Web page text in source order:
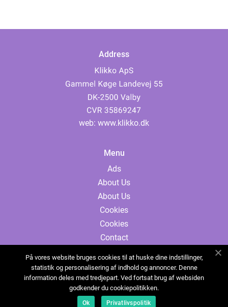
Address
web: www.klikko.dk
Menu
Ads
About Us
About Us
Cookies
Cookies
Contact
Sitemap
Sitemap
Ads
På vores website bruges cookies til at huske dine indstillinger,
statistik og personalisering af indhold og annoncer. Denne
information deles med tredjepart. Ved fortsat brug af websiden
godkender du cookiepolitikken.
Ok Privatlivspolitik